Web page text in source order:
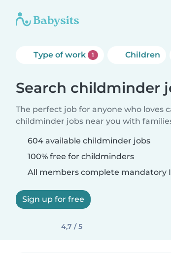
Type of work 1 Children
Search childminder
The perfect job for anyone who loves
childminder jobs near you with
604 available childminder jobs
100% free for childminders
All members complete mandatory
Sign up for free
4,7 / 5